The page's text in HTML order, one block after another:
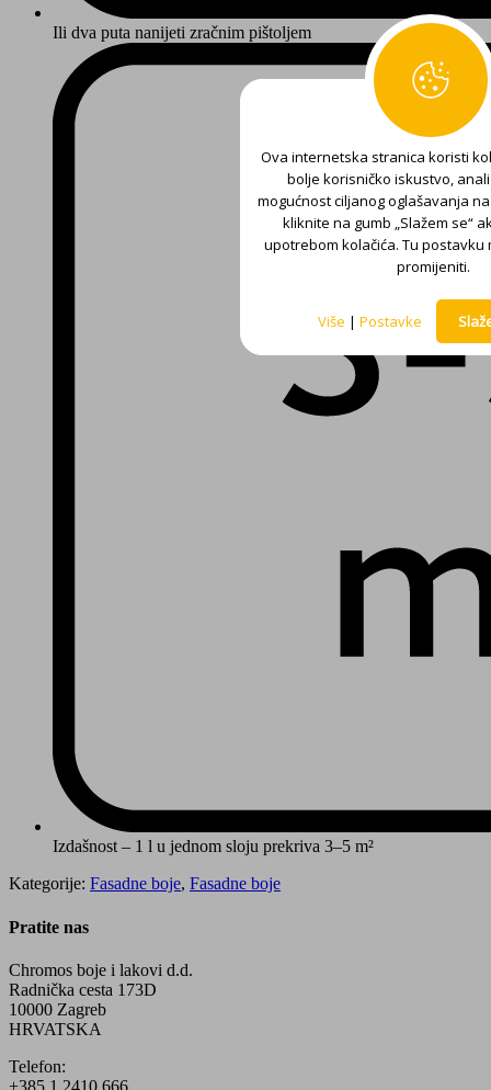
Ili dva puta nanijeti zračnim pištoljem
Izdašnost – 1 l u jednom sloju prekriva 3–5 m²
Kategorije: Fasadne boje, Fasadne boje
Pratite nas
Chromos boje i lakovi d.d.
Radnička cesta 173D
10000 Zagreb
HRVATSKA
Telefon:
+385 1 2410 666
Ova internetska stranica koristi
bolje korisničko iskustvo,
mogućnost ciljanog oglašavanja
kliknite na gumb „Slažem se“
upotrebom kolačića. Tu postavku
promijeniti.
Više | Postavke